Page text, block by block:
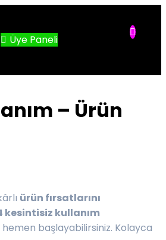
Üye Paneli
– Ürün
ürün fırsatlarını
kesintisiz kullanım
başlayabilirsiniz. Kolayca